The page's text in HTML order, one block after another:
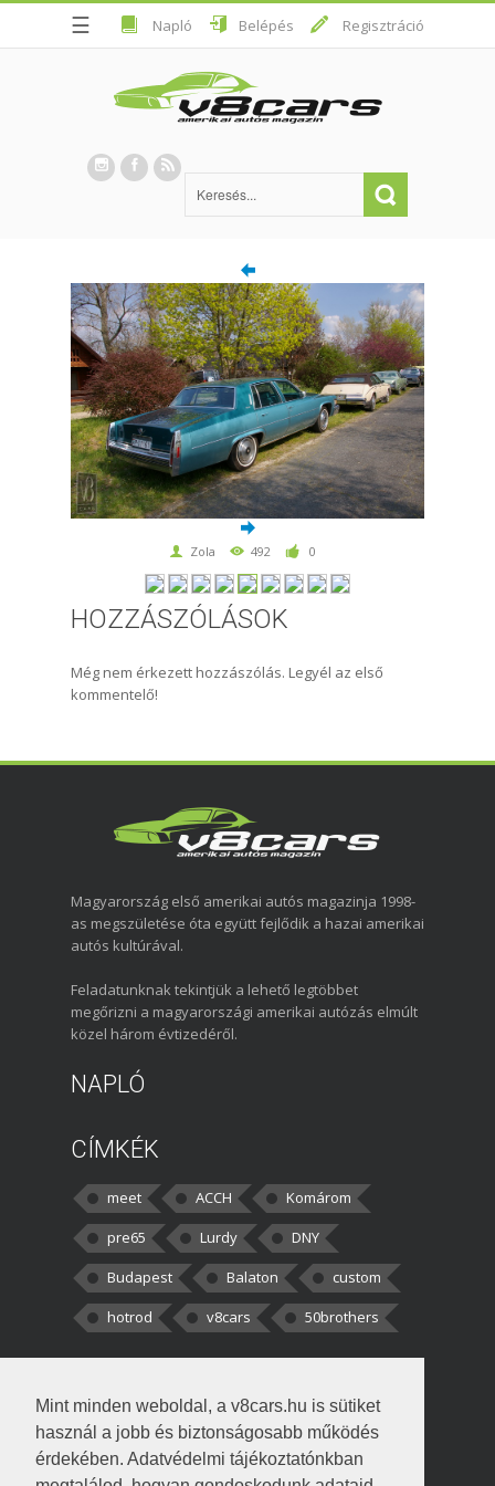
Mint minden weboldal, a v8cars.hu is sütiket
használ a jobb és biztonságosabb működés
érdekében. Adatvédelmi tájékoztatónkban
☰ Napló Belépés Regisztráció
Zola 492 0
HOZZÁSZÓLÁSOK
Még nem érkezett hozzászólás. Legyél az első
kommentelő!
Magyarország első amerikai autós magazinja 1998-
as megszületése óta együtt fejlődik a hazai amerikai
autós kultúrával.
Feladatunknak tekintjük a lehető legtöbbet
megőrizni a magyarországi amerikai autózás elmúlt
közel három évtizedéről.
NAPLÓ
CÍMKÉK
meet ACCH
Komárom
pre65
Lurdy
DNY
Budapest
Balaton
custom
hotrod
v8cars 50brothers
kortisz:Elszúrtam! Én csak két
darabbaal számoltam. Nem tudtam, hogy fél autót,